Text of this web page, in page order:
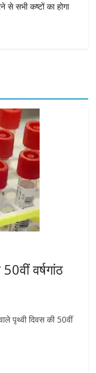
से सभी कष्टों का होगा
वर्षगांठ
पृथ्वी दिवस की 50वीं